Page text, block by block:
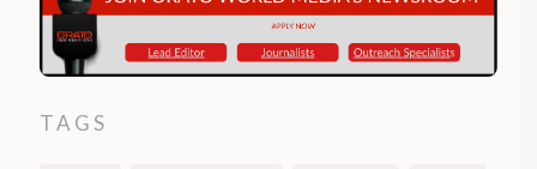
TAGS